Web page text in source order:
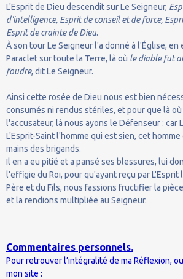
L'Esprit de Dieu descendit sur Le Seigneur,
d'intelligence, Esprit de conseil et de force,
Esprit de crainte de Dieu.
À son tour Le Seigneur l'a donné à l'Église, en
Paraclet sur toute la Terre, là où le diable fut
foudre, dit Le Seigneur.
Ainsi cette rosée de Dieu nous est bien
consumés ni rendus stériles, et pour que là
l'accusateur, là nous ayons le Défenseur : car
L'Esprit-Saint l'homme qui est sien, cet
mains des brigands.
Il en a eu pitié et a pansé ses blessures, lui
l'effigie du Roi, pour qu'ayant reçu par L'Esprit
Père et du Fils, nous fassions fructifier la
et la rendions multipliée au Seigneur.
Commentaires personnels.
Pour retrouver l’intégralité de ma Réflexion,
mon site :